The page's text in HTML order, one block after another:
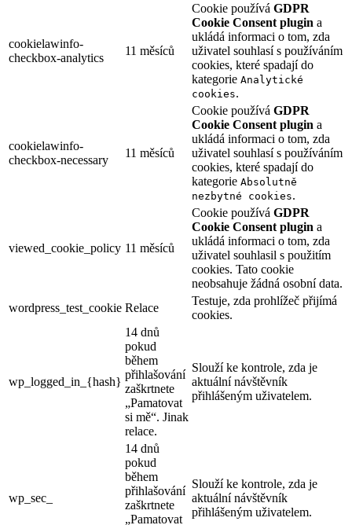
cookielawinfo-
checkbox-analytics
11 měsíců
Cookie používá GDPR
Cookie Consent plugin a
ukládá informaci o tom, zda
uživatel souhlasí s používáním
cookies, které spadají do
kategorie Analytické
cookies.
cookielawinfo-
checkbox-necessary
11 měsíců
Cookie používá GDPR
Cookie Consent plugin a
ukládá informaci o tom, zda
uživatel souhlasí s používáním
cookies, které spadají do
kategorie Absolutně
nezbytné cookies.
viewed_cookie_policy 11 měsíců
Cookie používá GDPR
Cookie Consent plugin a
ukládá informaci o tom, zda
uživatel souhlasil s použitím
cookies. Tato cookie
neobsahuje žádná osobní data.
wordpress_test_cookie Relace
Testuje, zda prohlížeč přijímá
cookies.
wp_logged_in_{hash}
14 dnů
pokud
během
přihlašování
zaškrtnete
„Pamatovat
si mě“. Jinak
relace.
Slouží ke kontrole, zda je
aktuální návštěvník
přihlášeným uživatelem.
wp_sec_
14 dnů
pokud
během
přihlašování
zaškrtnete
„Pamatovat
Slouží ke kontrole, zda je
aktuální návštěvník
přihlášeným uživatelem.